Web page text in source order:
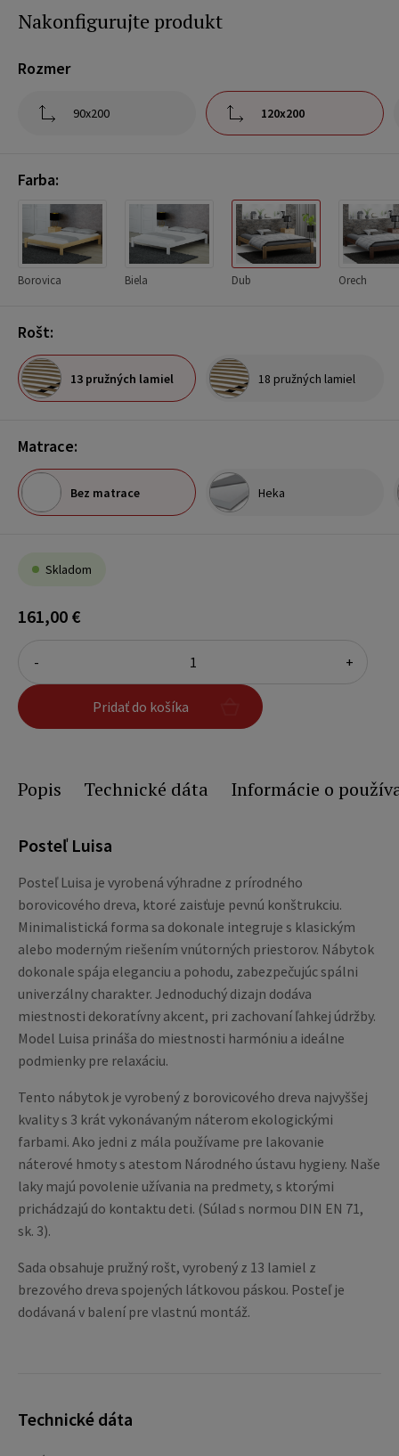
Nakonfigurujte produkt
Rozmer
90x200 120x200
Farba:
Borovica Biela Dub Orech
Rošt:
13 pružných lamiel 18 pružných lamiel
Matrace:
Bez matrace Heka
Skladom
161,00 €
- +
Pridať do košíka
Popis Technické dáta Informácie o
Posteľ Luisa
Posteľ Luisa je vyrobená výhradne z prírodného
borovicového dreva, ktoré zaisťuje pevnú konštrukciu.
Minimalistická forma sa dokonale integruje s klasickým
alebo moderným riešením vnútorných priestorov. Nábytok
dokonale spája eleganciu a pohodu, zabezpečujúc spálni
univerzálny charakter. Jednoduchý dizajn dodáva
miestnosti dekoratívny akcent, pri zachovaní ľahkej údržby.
Model Luisa prináša do miestnosti harmóniu a ideálne
podmienky pre relaxáciu.
Tento nábytok je vyrobený z borovicového dreva najvyššej
kvality s 3 krát vykonávaným náterom ekologickými
farbami. Ako jedni z mála používame pre lakovanie
náterové hmoty s atestom Národného ústavu hygieny. Naše
laky majú povolenie užívania na predmety, s ktorými
prichádzajú do kontaktu deti. (Súlad s normou DIN EN 71,
sk. 3).
Sada obsahuje pružný rošt, vyrobený z 13 lamiel z
brezového dreva spojených látkovou páskou. Posteľ je
dodávaná v balení pre vlastnú montáž.
Technické dáta